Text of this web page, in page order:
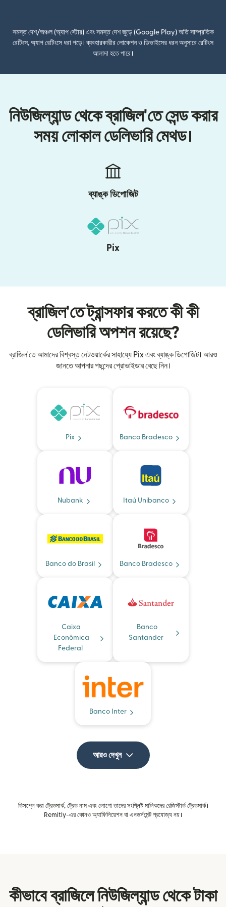
সমস্ত দেশ/অঞ্চল (অ্যাপ স্টোর) এবং সমস্ত দেশ জুড়ে (Google Play) অতি সাম্প্রতিক
রেটিংস, অ্যাপ রেটিংসে ধরা পড়ে। ব্যবহারকারীর লোকেশন ও ডিভাইসের ধরন অনুসারে রেটিংস
আলাদা হতে পারে।
নিউজিল্যান্ড থেকে ব্রাজিল'তে সেন্ড করার
সময় লোকাল ডেলিভারি মেথড।
ব্যাঙ্ক ডিপোজিট
Pix
ব্রাজিল'তে ট্রান্সফার করতে কী কী
ডেলিভারি অপশন রয়েছে?
ব্রাজিল'তে আমাদের বিশ্বস্ত নেটওয়ার্কের সাহায্যে Pix এবং ব্যাঙ্ক ডিপোজিট। আরও
জানতে আপনার পছন্দের প্রোভাইডার বেছে নিন।
Pix Banco Bradesco
Nubank Itaú Unibanco
Banco do Brasil Banco Bradesco
Caixa
Econômica
Federal
Banco
Santander
Banco Inter
আরও দেখুন
ডিসপ্লে করা ট্রেডমার্ক, ট্রেড নাম এবং লোগো তাদের সংশ্লিষ্ট মালিকদের রেজিস্টার্ড ট্রেডমার্ক।
Remitly-এর কোনও অ্যাফিলিয়েশন বা এনডর্সমেন্ট প্রযোজ্য নয়।
কীভাবে ব্রাজিলে নিউজিল্যান্ড থেকে টাকা